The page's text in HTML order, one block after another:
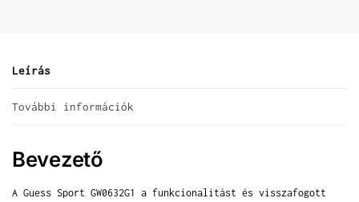
Leírás
További információk
Bevezető
A Guess Sport GW0632G1 a funkcionalitást és visszafogott